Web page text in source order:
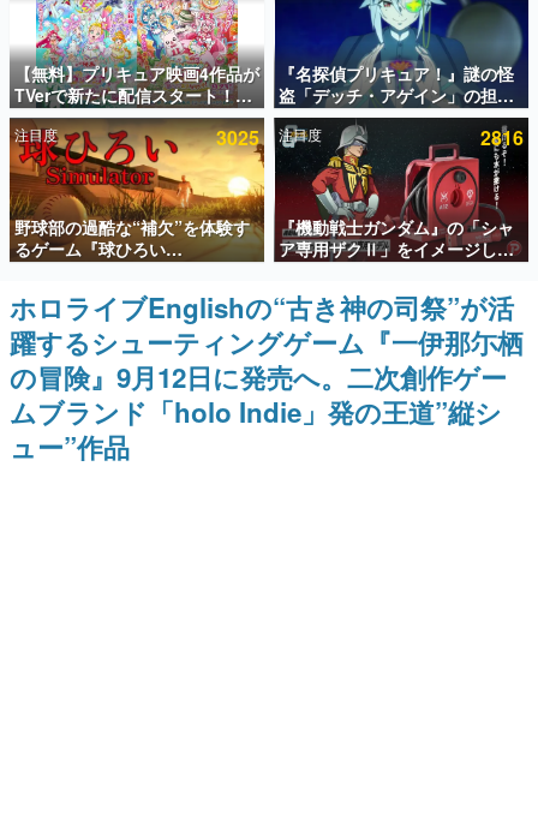
電ファミのいま読まれている記事ランキング
アプリセール情報
インタビュー
連載・特集一覧
殿堂入り記事
SNS拡散数が数千以上！ ページビュー数万以上！ などな
ど。多くの人々に読まれた、電ファミ渾身の“殿堂入り”記
事をまとめました。
ゲームの企画書
名作ゲームクリエイターの方々に製作時のエピソードをお
聞きし、ヒットする企画（ゲーム）とは何か？を探ってい
きます。
赫本
この物語を解いてはいけない。『赫本』は、〈試験問題〉
【無料】プリキュア映画4作品が
TVerで新たに配信スタート！な
んと2018年～2024年の映画ほぼ
すべてが見放題に、ぶっちゃけ
ありえないラインナップ
『名探偵プリキュア！』謎の怪
盗「デッチ・アゲイン」の担当
キャストは天﨑滉平さんと判
明。『Re:ゼロから始める異世
界生活』オットー役、『ヒプノ
シスマイク』山田三郎役など
注目度 3025
野球部の過酷な“補欠”を体験す
るゲーム『球ひろい
Simulator』が「1件」のウィッ
シュリストをもとにチェコ語に
対応しSNSで話題に。『キング
ダム・カム』開発元やチェコの
プロ野球選手から称賛の声
注目度 2816
『機動戦士ガンダム』の「シャ
ア専用ザクⅡ」をイメージした
散水ホースリールが予約開始。
本体にはシャアのパーソナルマ
ークやジオン公国軍のエンブレ
ム、型式番号などを配置
ホロライブEnglishの“古き神の司祭”が活
躍するシューティングゲーム『一伊那尓栖
の冒険』9月12日に発売へ。二次創作ゲー
ムブランド「holo Indie」発の王道”縦シ
ュー”作品